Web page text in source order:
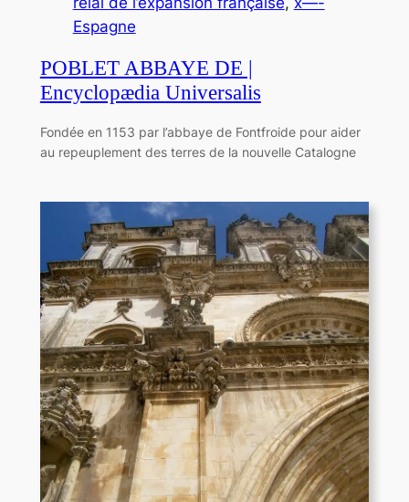
Espagne
POBLET ABBAYE DE |
Encyclopædia Universalis
Fondée en 1153 par l’abbaye de Fontfroide pour aider
au repeuplement des terres de la nouvelle Catalogne